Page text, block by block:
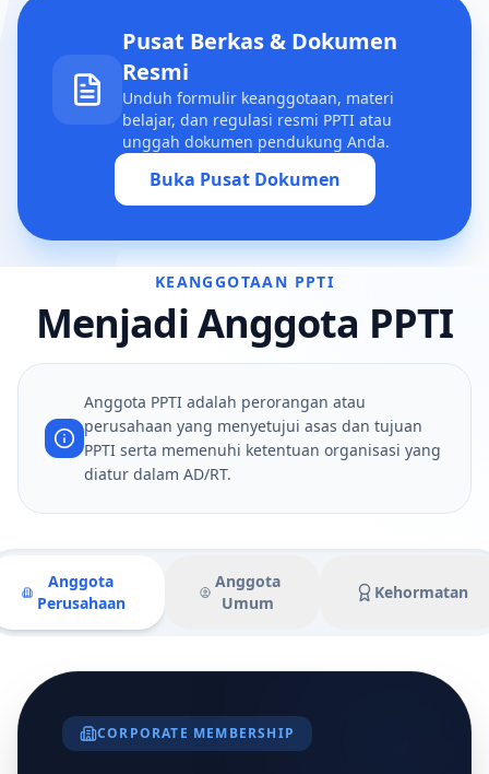
Pusat Berkas & Dokumen
Resmi
Unduh formulir keanggotaan, materi
belajar, dan regulasi resmi PPTI atau
unggah dokumen pendukung Anda.
Buka Pusat Dokumen
KEANGGOTAAN PPTI
Menjadi Anggota PPTI
Anggota PPTI adalah perorangan atau
perusahaan yang menyetujui asas dan tujuan
PPTI serta memenuhi ketentuan organisasi yang
diatur dalam AD/RT.
Anggota
Perusahaan
Anggota
Umum
Kehormatan
CORPORATE MEMBERSHIP